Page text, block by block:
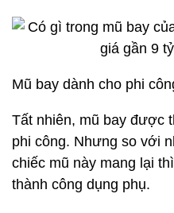
Mũ bay dành cho phi
Tất nhiên, mũ bay được
phi công. Nhưng so với
chiếc mũ này mang lại
thành công dụng phụ.